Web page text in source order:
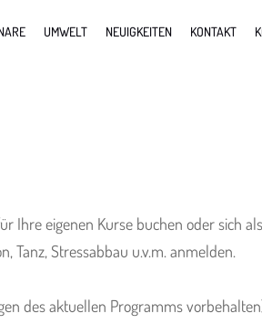
UMWELT NEUIGKEITEN KONTAKT
eigenen Kurse buchen oder sich
Tanz, Stressabbau u.v.m. anmelden.
des aktuellen Programms